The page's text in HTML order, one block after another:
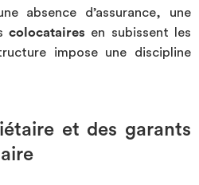
absence d’assurance, une
colocataires en subissent les
impose une discipline
et des garants